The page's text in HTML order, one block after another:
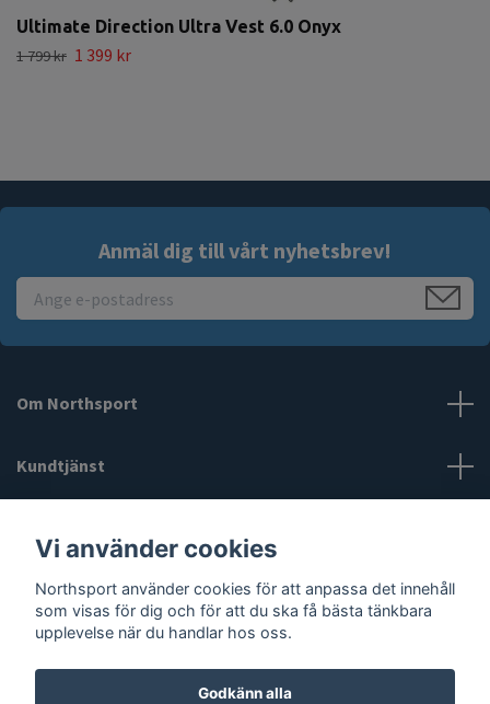
Ultimate Direction Ultra Vest 6.0 Onyx
1 799 kr 1 399 kr
Anmäl dig till vårt nyhetsbrev!
Om Northsport
Kundtjänst
Sociala medier
Vi använder cookies
Northsport använder cookies för att anpassa det innehåll
som visas för dig och för att du ska få bästa tänkbara
upplevelse när du handlar hos oss.
Godkänn alla